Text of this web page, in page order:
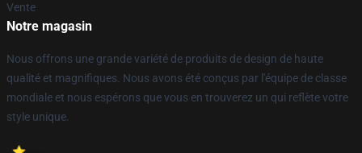
Vente
Notre magasin
Nous offrons une grande variété de produits de design de haute
qualité et magnifiques. Nous avons été conçus par l'équipe de classe
mondiale et nous espérons que vous en trouverez un qui reflète votre
style unique.